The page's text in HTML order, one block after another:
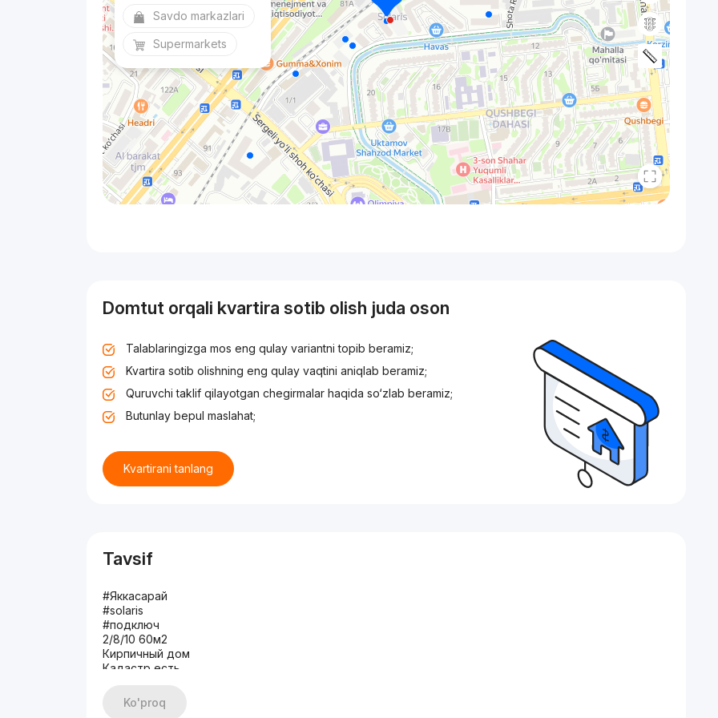
Savdo markazlari
Supermarkets
Domtut orqali kvartira sotib olish juda oson
Talablaringizga mos eng qulay variantni topib beramiz;
Kvartira sotib olishning eng qulay vaqtini aniqlab beramiz;
Quruvchi taklif qilayotgan chegirmalar haqida so‘zlab beramiz;
Butunlay bepul maslahat;
Kvartirani tanlang
Tavsif
#Яккасарай
#solaris
#подключ
2/8/10 60м2
Кирпичный дом
Кадастр есть
Упакованная
Дом заселен
Ko'proq